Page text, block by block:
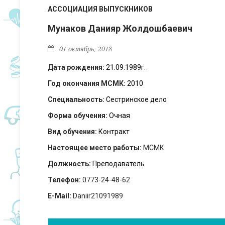
АССОЦИАЦИЯ ВЫПУСКНИКОВ
Мунаков Данияр Жолдошбаевич
01 октябрь, 2018
Дата рождения: 21.09.1989г.
Год окончания МСМК: 2010
Специальность: Сестринское дело
Форма обучения: Очная
Вид обучения: Контракт
Настоящее место работы: МСМК
Должность: Преподаватель
Телефон: 0773-24-48-62
E-Mail: Daniir21091989